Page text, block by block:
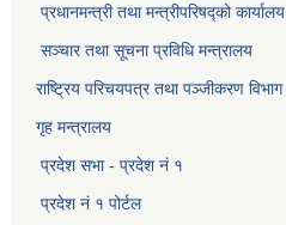
प्रधानमन्त्री तथा मन्त्रीपरिषद्को कार्यालय
सञ्‍चार तथा सूचना प्रविधि मन्त्रालय
राष्ट्रिय परिचयपत्र तथा पञ्जीकरण विभाग​
गृह मन्त्रालय
प्रदेश सभा - प्रदेश नं १
प्रदेश नं १ पोर्टल